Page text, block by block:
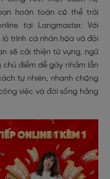
hoàn toàn có thể trải
tại Langmaster. Với
trình cá nhân hóa và đội
sẽ cải thiện từ vựng, ngữ
điểm dễ gây nhầm lẫn
tự nhiên, nhanh chóng
việc và đời sống hằng